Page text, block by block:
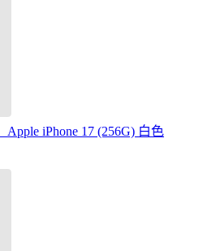
iPhone 17 (256G) 白色